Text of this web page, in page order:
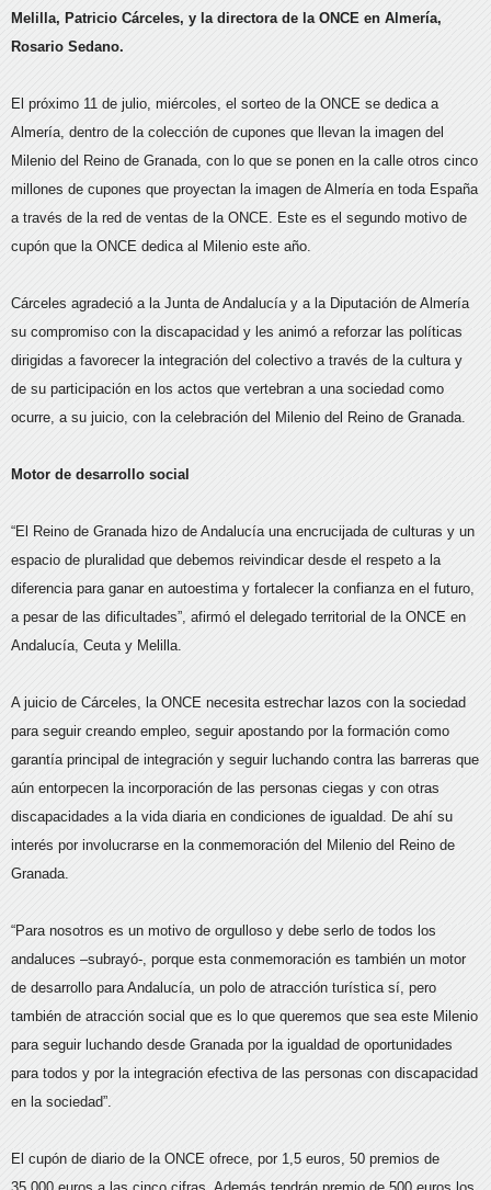
Melilla, Patricio Cárceles, y la directora de la ONCE en Almería,
Rosario Sedano.
El próximo 11 de julio, miércoles, el sorteo de la ONCE se dedica a
Almería, dentro de la colección de cupones que llevan la imagen del
Milenio del Reino de Granada, con lo que se ponen en la calle otros cinco
millones de cupones que proyectan la imagen de Almería en toda España
a través de la red de ventas de la ONCE. Este es el segundo motivo de
cupón que la ONCE dedica al Milenio este año.
Cárceles agradeció a la Junta de Andalucía y a la Diputación de Almería
su compromiso con la discapacidad y les animó a reforzar las políticas
dirigidas a favorecer la integración del colectivo a través de la cultura y
de su participación en los actos que vertebran a una sociedad como
ocurre, a su juicio, con la celebración del Milenio del Reino de Granada.
Motor de desarrollo social
“El Reino de Granada hizo de Andalucía una encrucijada de culturas y un
espacio de pluralidad que debemos reivindicar desde el respeto a la
diferencia para ganar en autoestima y fortalecer la confianza en el futuro,
a pesar de las dificultades”, afirmó el delegado territorial de la ONCE en
Andalucía, Ceuta y Melilla.
A juicio de Cárceles, la ONCE necesita estrechar lazos con la sociedad
para seguir creando empleo, seguir apostando por la formación como
garantía principal de integración y seguir luchando contra las barreras que
aún entorpecen la incorporación de las personas ciegas y con otras
discapacidades a la vida diaria en condiciones de igualdad. De ahí su
interés por involucrarse en la conmemoración del Milenio del Reino de
Granada.
“Para nosotros es un motivo de orgulloso y debe serlo de todos los
andaluces –subrayó-, porque esta conmemoración es también un motor
de desarrollo para Andalucía, un polo de atracción turística sí, pero
también de atracción social que es lo que queremos que sea este Milenio
para seguir luchando desde Granada por la igualdad de oportunidades
para todos y por la integración efectiva de las personas con discapacidad
en la sociedad”.
El cupón de diario de la ONCE ofrece, por 1,5 euros, 50 premios de